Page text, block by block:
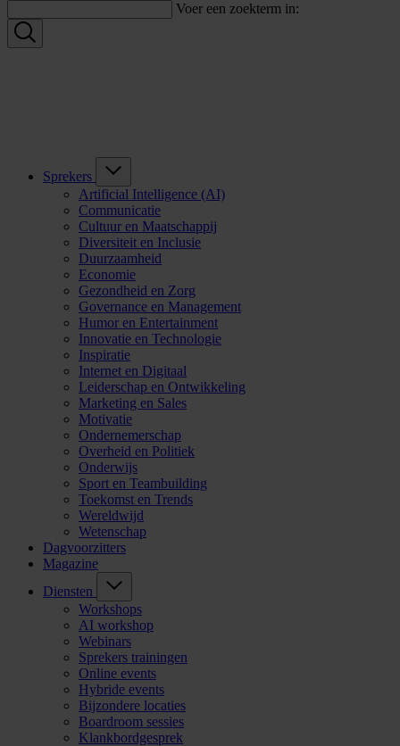
Voer een zoekterm in:
Sprekers
Artificial Intelligence (AI)
Communicatie
Cultuur en Maatschappij
Diversiteit en Inclusie
Duurzaamheid
Economie
Gezondheid en Zorg
Governance en Management
Humor en Entertainment
Innovatie en Technologie
Inspiratie
Internet en Digitaal
Leiderschap en Ontwikkeling
Marketing en Sales
Motivatie
Ondernemerschap
Overheid en Politiek
Onderwijs
Sport en Teambuilding
Toekomst en Trends
Wereldwijd
Wetenschap
Dagvoorzitters
Magazine
Diensten
Workshops
AI workshop
Webinars
Sprekers trainingen
Online events
Hybride events
Bijzondere locaties
Boardroom sessies
Klankbordgesprek